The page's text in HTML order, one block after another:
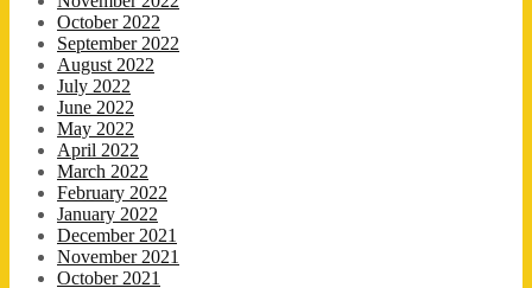
October 2022
September 2022
August 2022
July 2022
June 2022
May 2022
April 2022
March 2022
February 2022
January 2022
December 2021
November 2021
October 2021